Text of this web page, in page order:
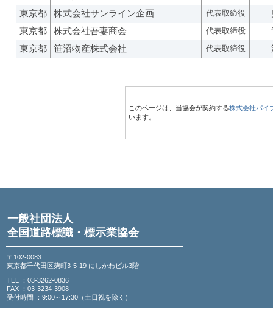
東京都 株式会社サンライン企画 代表取締役
東京都
株式会社吾妻商会 代表取締役
東京都
笹沼物産株式会社 代表取締役
このページは、当協会が契約する株式会社パイ
います。
一般社団法人
全国道路標識・標示業協会
〒102-0083
東京都千代田区麹町3-5-19 にしかわビル3階
TEL ：03-3262-0836
FAX ：03-3234-3908
受付時間 ：9:00～17:30（土日祝を除く）